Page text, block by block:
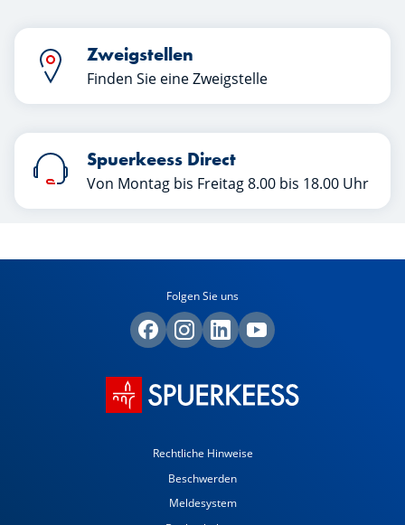
Zweigstellen
Finden Sie eine Zweigstelle
Spuerkeess Direct
Von Montag bis Freitag 8.00 bis 18.00 Uhr
Folgen Sie uns
Rechtliche Hinweise
Beschwerden
Meldesystem